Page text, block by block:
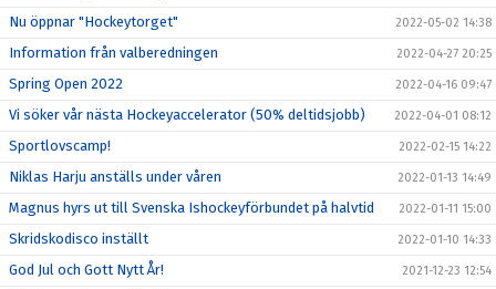
Nu öppnar "Hockeytorget" 2022-05-02 14:38
Information från valberedningen 2022-04-27 20:25
Spring Open 2022 2022-04-16 09:47
Vi söker vår nästa Hockeyaccelerator (50% deltidsjobb) 2022-04-01 08:12
Sportlovscamp! 2022-02-15 14:22
Niklas Harju anställs under våren 2022-01-13 14:49
Magnus hyrs ut till Svenska Ishockeyförbundet på halvtid 2022-01-11 15:00
Skridskodisco inställt 2022-01-10 14:33
God Jul och Gott Nytt År! 2021-12-23 12:54